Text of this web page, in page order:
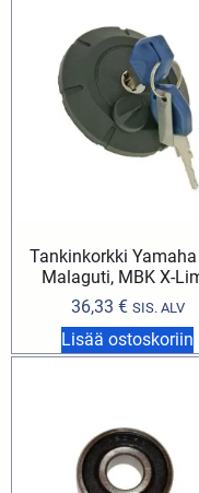
Tankinkorkki Yamaha
Malaguti, MBK X-
36,33 € SIS. ALV
Lisää ostoskoriin